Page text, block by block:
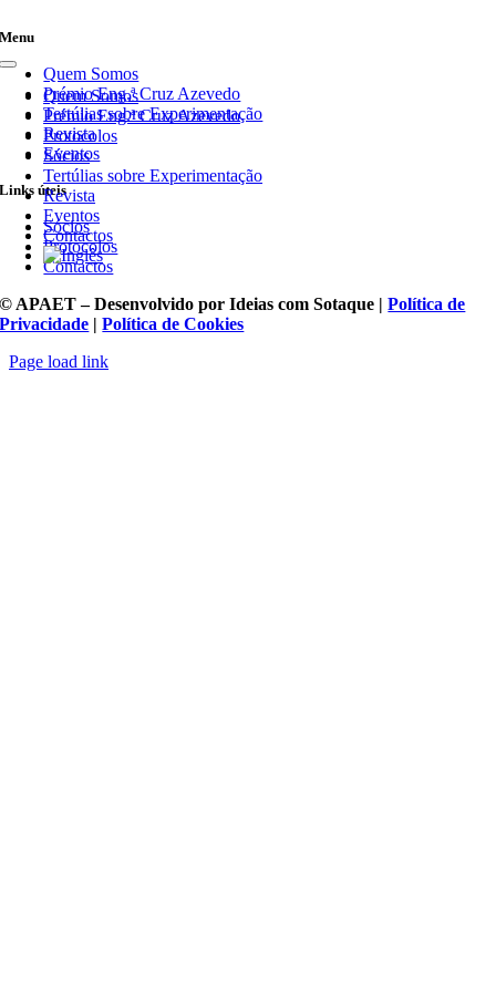
to
content
Toggle
NavigationQuem Somos
Prémio Eng.ª Cruz Azevedo
Protocolos
Sócios
Tertúlias sobre Experimentação
Revista
Eventos
Contactos
Menu
Quem Somos
Prémio Eng.ª Cruz Azevedo
Tertúlias sobre Experimentação
Revista
Eventos
Links úteis
Sócios
Protocolos
Contactos
© APAET – Desenvolvido por Ideias com Sotaque |Política de
Privacidade |Política de Cookies
Page load link